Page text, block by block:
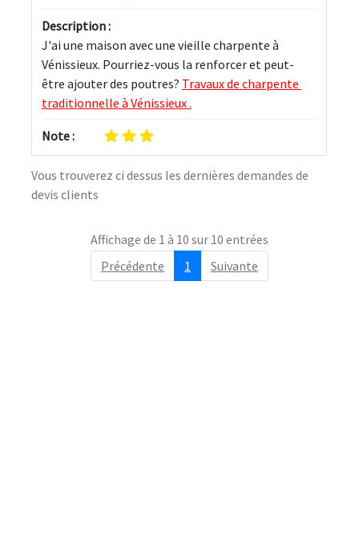
Vous trouverez ci dessus les dernières demandes de
devis clients
Description :
J'ai une maison avec une vieille charpente à
Vénissieux. Pourriez-vous la renforcer et peut-
être ajouter des poutres? Travaux de charpente
traditionnelle à Vénissieux .
Note :
Affichage de 1 à 10 sur 10 entrées
Précédente
1 Suivante